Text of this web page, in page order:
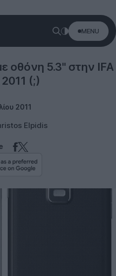
MENU
οθόνη 5.3'' στην IFA
(;)
2011
Elpidis